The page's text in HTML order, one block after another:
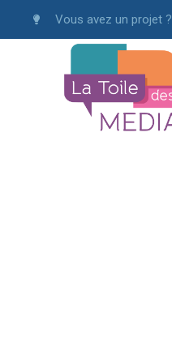
Vous avez un projet ?